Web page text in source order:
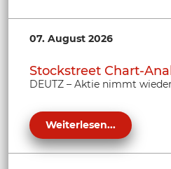
07. August 2026
Stockstreet Chart-
DEUTZ – Aktie nimmt
Weiterlesen...